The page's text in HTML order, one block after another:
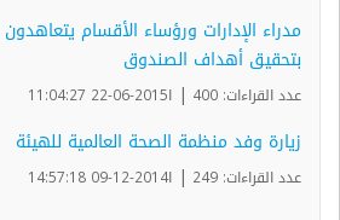
مدراء الإدارات ورؤساء الأقسام يتعاهدون
بتحقيق أهداف الصندوق
عدد القراءات: 400 | ا2015-06-22 11:04:27
زيارة وفد منظمة الصحة العالمية للهيئة
عدد القراءات: 249 | ا2014-12-09 14:57:18